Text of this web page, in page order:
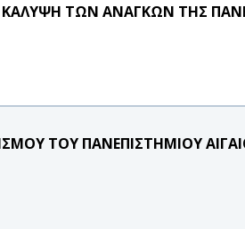
ΤΩΝ ΑΝΑΓΚΩΝ ΤΗΣ
ΤΟΥ ΠΑΝΕΠΙΣΤΗΜΙΟΥ